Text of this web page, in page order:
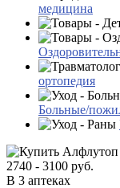
медицина
ортопедия
Больные/
2740 - 3100 руб.
В 3 аптеках